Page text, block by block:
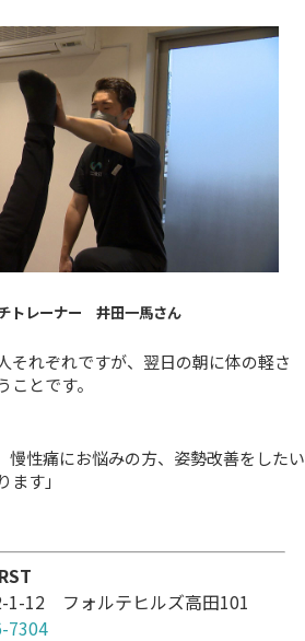
トレーナー 井田一馬さん
それぞれですが、翌日の朝に体の軽さ
とです。
慢性痛にお悩みの方、姿勢改善をしたい
す」
1-12 フォルテヒルズ高田101
7304